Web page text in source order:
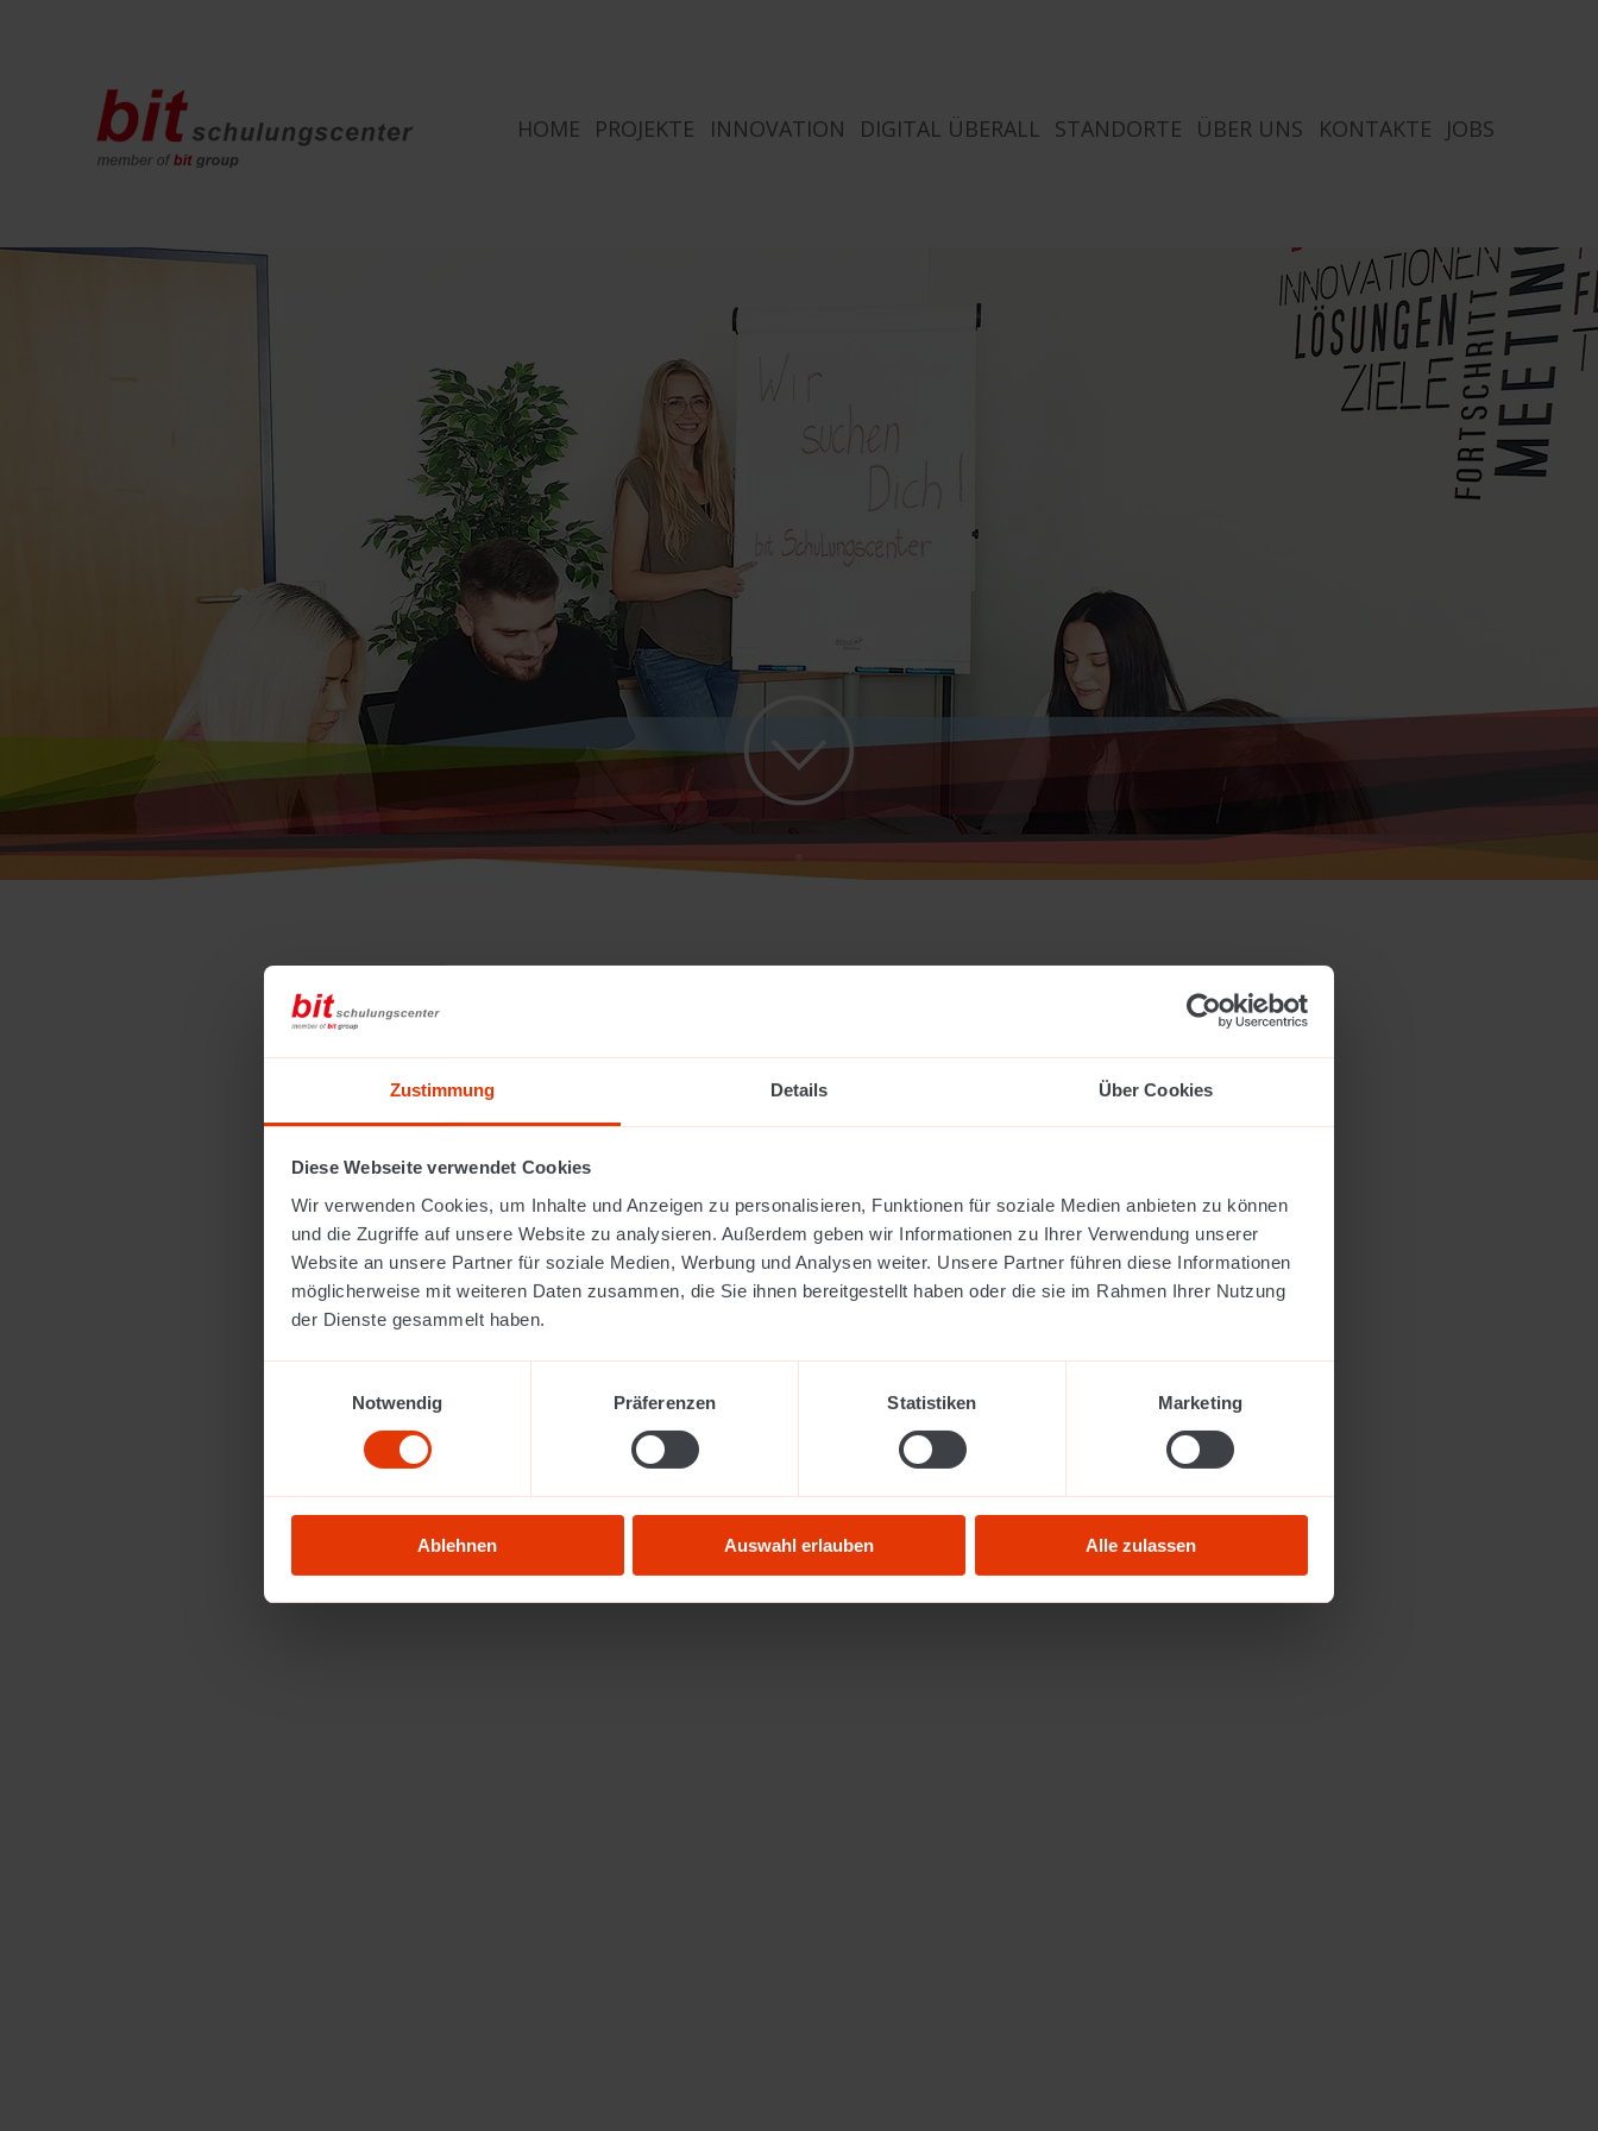
Zustimmung Details Über Cookies
Diese Webseite verwendet Cookies
Wir verwenden Cookies, um Inhalte und Anzeigen zu personalisieren, Funktionen für soziale Medien anbieten zu können
und die Zugriffe auf unsere Website zu analysieren. Außerdem geben wir Informationen zu Ihrer Verwendung unserer
Website an unsere Partner für soziale Medien, Werbung und Analysen weiter. Unsere Partner führen diese Informationen
möglicherweise mit weiteren Daten zusammen, die Sie ihnen bereitgestellt haben oder die sie im Rahmen Ihrer Nutzung
der Dienste gesammelt haben.
Notwendig
Präferenzen Statistiken Marketing
Ablehnen Auswahl erlauben Alle zulassen
HOME PROJEKTE INNOVATION DIGITAL ÜBERALL STANDORTE ÜBER UNS KONTAKTE JOBS